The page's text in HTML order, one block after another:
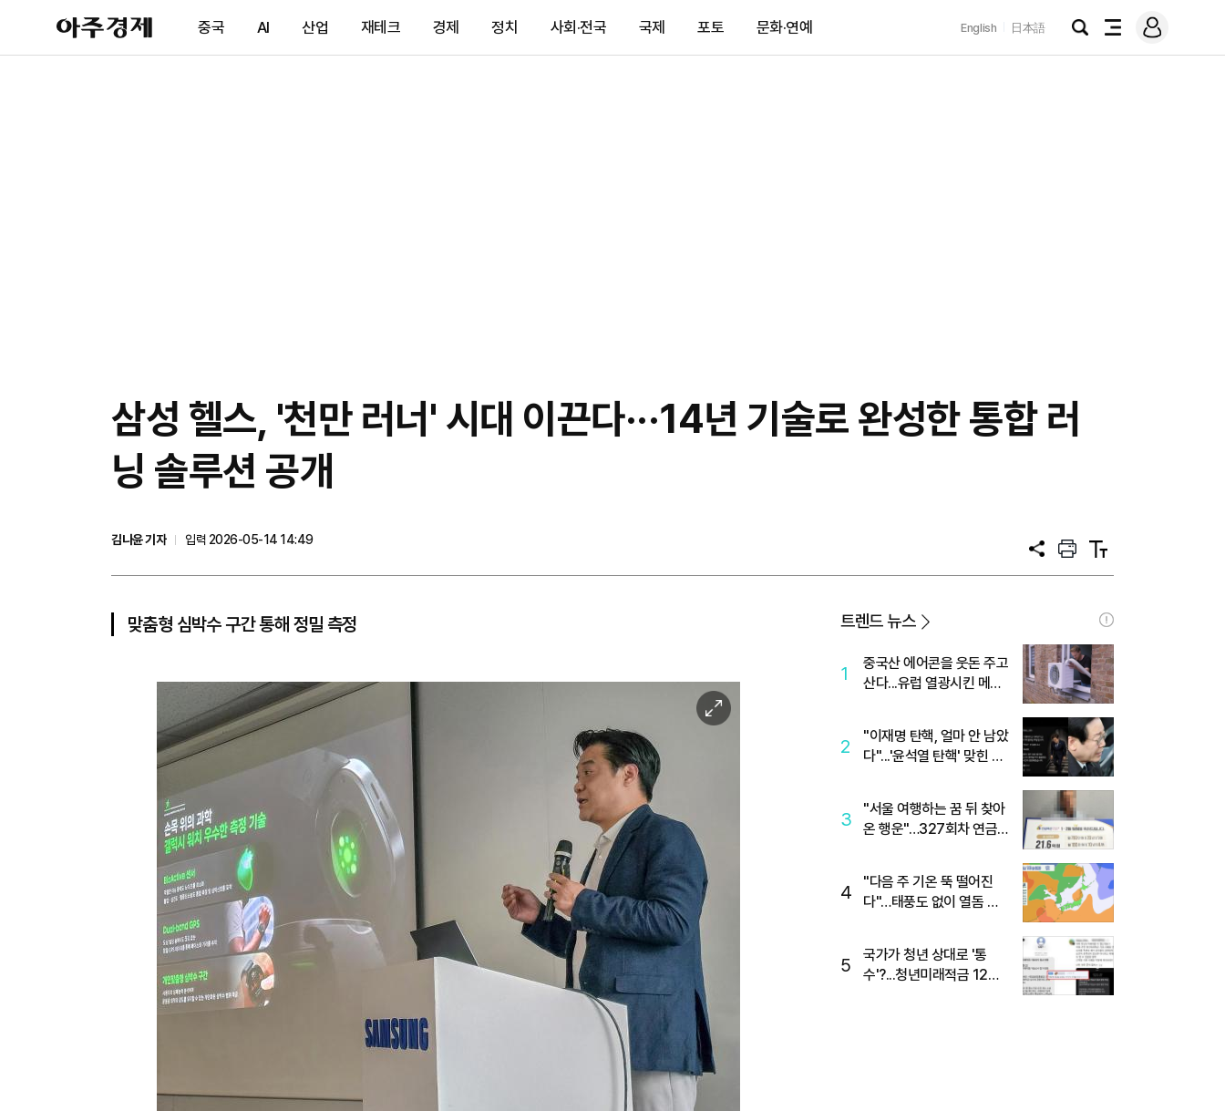
아
주
제
중국 AI 산업 재테크 경제 정치 사회·전국 국제 포토 문화·연예 English 日本語
검
전
메
그
삼성 헬스, '천만 러너' 시대 이끈다···14년 기술로 완성한 통합 러
닝 솔루션 공개
김나윤 기자
입력 2026-05-14 14:49
공
프
트
텍
트
맞춤형 심박수 구간 통해 정밀 측정
이
미
트렌드 뉴스
1
중국산 에어콘을 웃돈 주고
산다...유럽 열광시킨 메이
2
"이재명 탄핵, 얼마 안 남았
다"...'윤석열 탄핵' 맞힌 무
3
"서울 여행하는 꿈 뒤 찾아
온 행운"…327회차 연금
4
"다음 주 기온 뚝 떨어진
다"…태풍도 없이 열돔 박
5
국가가 청년 상대로 '통
수'?...청년미래적금 12%